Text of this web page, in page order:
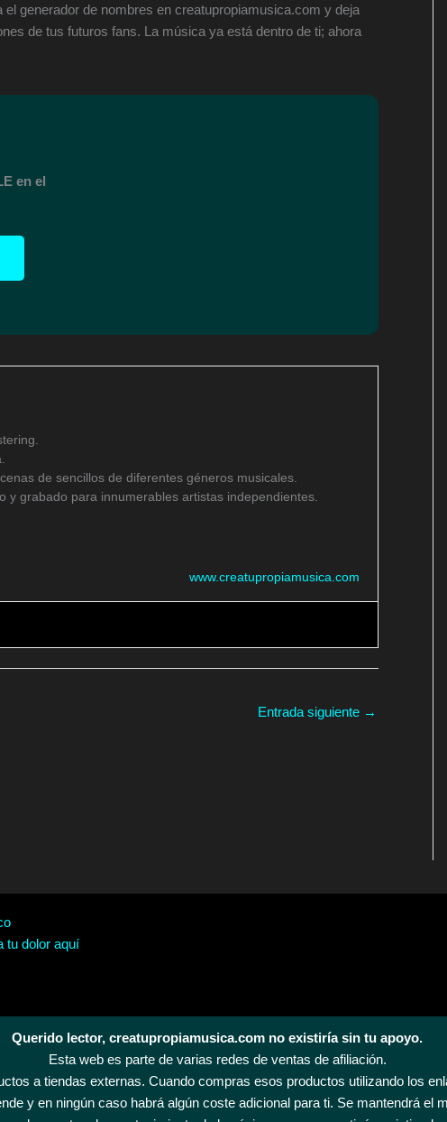
generador de nombres en creatupropiamusica.com y deja
de tus futuros fans. La música ya está dentro de ti; ahora
en el
de sencillos de diferentes géneros musicales.
y grabado para innumerables artistas independientes.
www.creatupropiamusica.com
Entrada siguiente →
tu dolor aquí
Querido lector, creatupropiamusica.com no existiría sin tu apoyo.
Esta web es parte de varias redes de ventas de afiliación.
a tiendas externas. Cuando compras esos productos utilizando los
y en ningún caso habrá algún coste adicional para ti. Se mantendrá el